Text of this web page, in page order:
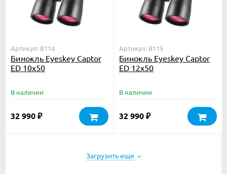
Артикул: B114
Бинокль Eyeskey Captor
ED 10x50
В наличии
32 990 ₽
Артикул: B115
Бинокль Eyeskey Captor
ED 12x50
В наличии
32 990 ₽
Загрузить еще